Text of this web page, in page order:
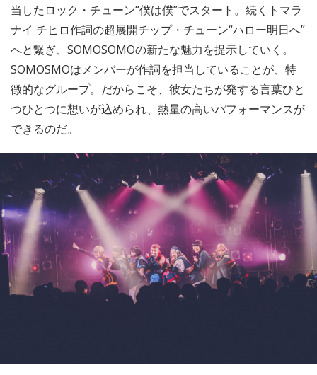
当したロック・チューン“僕は僕”でスタート。続くトマラ
ナイ チヒロ作詞の超展開チップ・チューン“ハロー明⽇へ”
へと繋ぎ、SOMOSOMOの新たな魅力を提示していく。
SOMOSMOはメンバーが作詞を担当していることが、特
徴的なグループ。だからこそ、彼女たちが発する言葉ひと
つひとつに想いが込められ、熱量の高いパフォーマンスが
できるのだ。